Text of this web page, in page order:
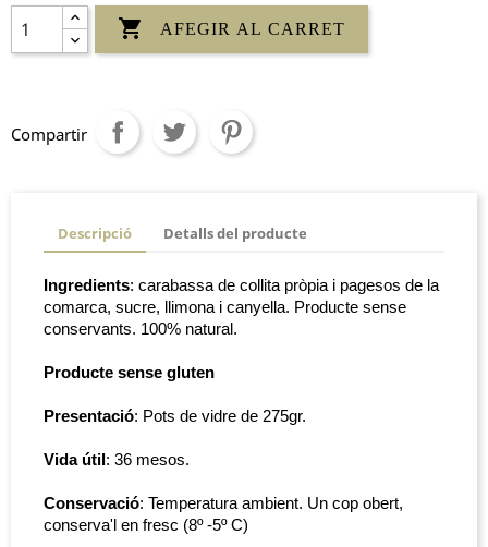
 AFEGIR AL CARRET
Compartir
Descripció Detalls del producte
Ingredients: carabassa de collita pròpia i pagesos de la
comarca, sucre, llimona i canyella. Producte sense
conservants. 100% natural.
Producte sense gluten
Presentació: Pots de vidre de 275gr.
Vida útil: 36 mesos.
Conservació: Temperatura ambient. Un cop obert,
conserva'l en fresc (8º -5º C)